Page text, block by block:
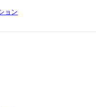
ョン